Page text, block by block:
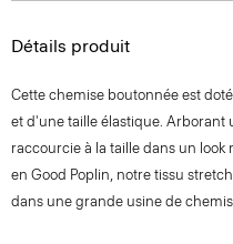
Détails produit
Cette chemise boutonnée est
et d'une taille élastique. Arborant
raccourcie à la taille dans un
en Good Poplin, notre tissu
dans une grande usine de